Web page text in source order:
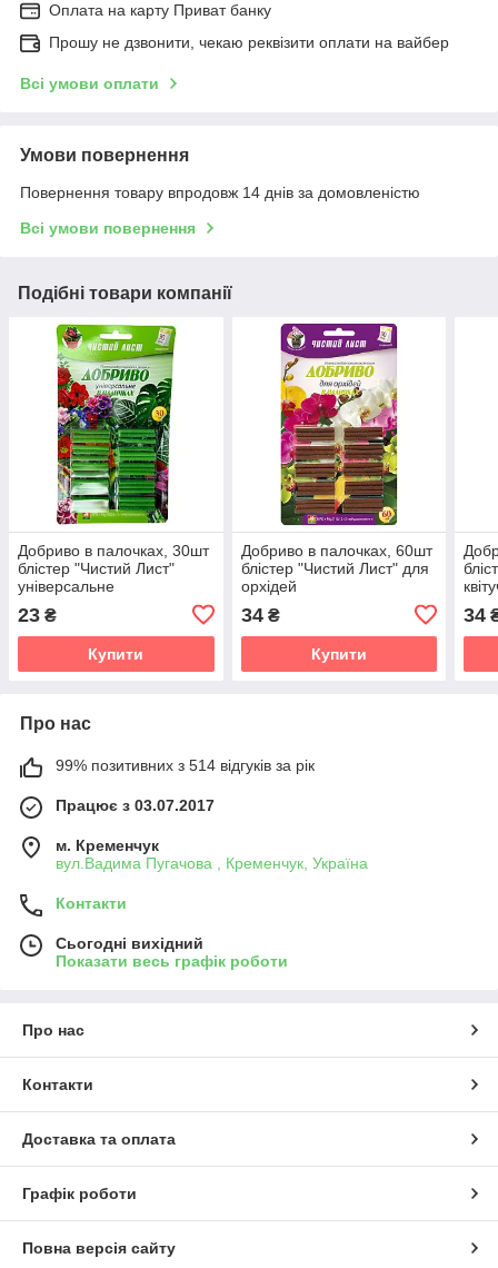
Оплата на карту Приват банку
Прошу не дзвонити, чекаю реквізити оплати на вайбер
Всі умови оплати
Умови повернення
Повернення товару впродовж 14 днів за домовленістю
Всі умови повернення
Подібні товари компанії
Добриво в палочках, 30шт
блістер "Чистий Лист"
універсальне
23 ₴
Купити
Добриво в палочках, 60шт
блістер "Чистий Лист" для
орхідей
34₴
Купити
34
Про нас
99% позитивних з 514 відгуків за рік
Працює з 03.07.2017
м. Кременчук
вул.Вадима Пугачова , Кременчук, Україна
Контакти
Сьогодні вихідний
Показати весь графік роботи
Про нас
Контакти
Доставка та оплата
Графік роботи
Повна версія сайту